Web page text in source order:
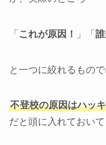
「 これが原因！ 」「
と一つに絞れるもので
不登校の原因はハッ
だと頭に入れておいて